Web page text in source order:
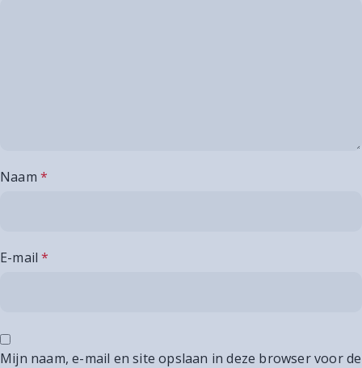
Naam *
E-mail*
Mijn naam, e-mail en site opslaan in deze browser voor de